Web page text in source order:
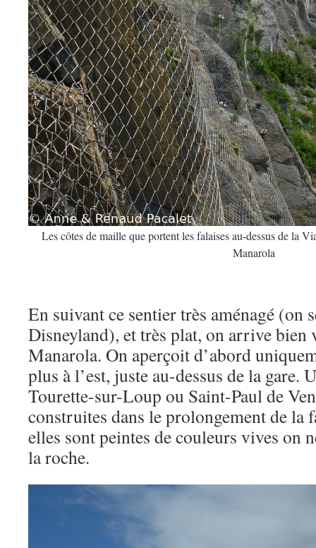
Les côtes de maille que portent les falaises au-dessus de la
Manarola
En suivant ce sentier très aménagé (on
Disneyland), et très plat, on arrive bien
Manarola. On aperçoit d’abord
plus à l’est, juste au-dessus de la gare.
Tourette-sur-Loup ou Saint-Paul de
construites dans le prolongement de la
elles sont peintes de couleurs vives on
la roche.